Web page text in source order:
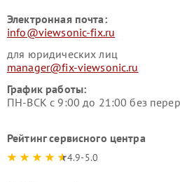
Электронная почта:
info@viewsonic-fix.ru
для юридических лиц
manager@fix-viewsonic.ru
График работы:
ПН-ВСК с 9:00 до 21:00 без
Рейтинг сервисного центра
4.9-5.0